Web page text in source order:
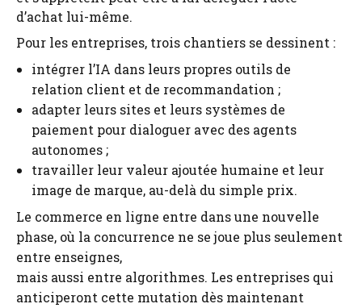
d’achat lui-même.
Pour les entreprises, trois chantiers se dessinent :
intégrer l’IA dans leurs propres outils de
relation client et de recommandation ;
adapter leurs sites et leurs systèmes de
paiement pour dialoguer avec des agents
autonomes ;
travailler leur valeur ajoutée humaine et leur
image de marque, au-delà du simple prix.
Le commerce en ligne entre dans une nouvelle
phase, où la concurrence ne se joue plus seulement
entre enseignes,
mais aussi entre algorithmes. Les entreprises qui
anticiperont cette mutation dès maintenant